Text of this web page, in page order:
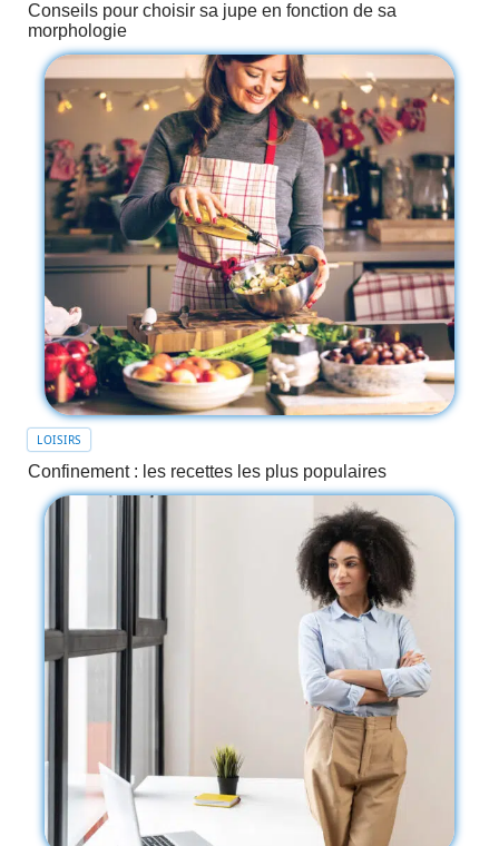
Conseils pour choisir sa jupe en fonction de sa
morphologie
LOISIRS
Confinement : les recettes les plus populaires